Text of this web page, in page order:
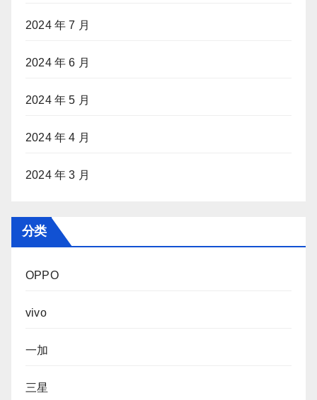
2024 年 7 月
2024 年 6 月
2024 年 5 月
2024 年 4 月
2024 年 3 月
分类
OPPO
vivo
一加
三星